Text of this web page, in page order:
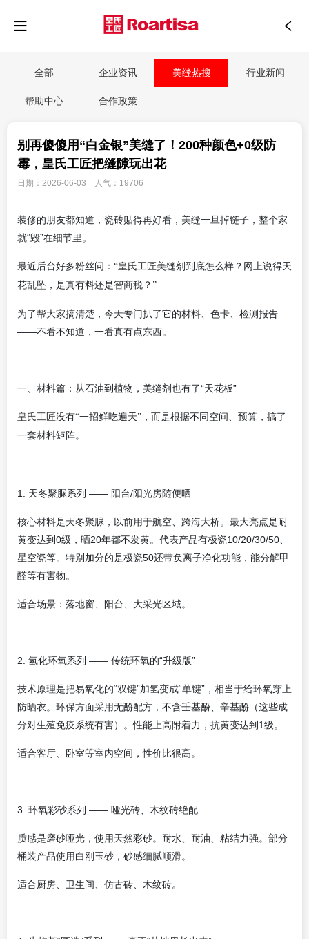
全部 企业资讯 美缝热搜 行业新闻
帮助中心 合作政策
别再傻傻用“白金银”美缝了！200种颜色+0级防
霉，皇氏工匠把缝隙玩出花
日期：2026-06-03 人气：19706
装修的朋友都知道，瓷砖贴得再好看，美缝一旦掉链子，整个家
就“毁”在细节里。
最近后台好多粉丝问：“皇氏工匠美缝剂到底怎么样？网上说得天
花乱坠，是真有料还是智商税？”
为了帮大家搞清楚， 今天专门扒了它的材料、色卡、检测报告
——不看不知道，一看真有点东西。
一、材料篇：从石油到植物，美缝剂也有了“天花板”
皇氏工匠没有“一招鲜吃遍天”，而是根据不同空间、预算，搞了
一套材料矩阵。
1. 天冬聚脲系列 —— 阳台/阳光房随便晒
核心材料是天冬聚脲，以前用于航空、跨海大桥。最大亮点是耐
黄变达到0级，晒20年都不发黄。代表产品有极瓷10/20/30/50、
星空瓷等。特别加分的是极瓷50还带负离子净化功能，能分解甲
醛等有害物。
适合场景：落地窗、阳台、大采光区域。
2. 氢化环氧系列 —— 传统环氧的“升级版”
技术原理是把易氧化的“双键”加氢变成“单键”，相当于给环氧穿上
防晒衣。环保方面采用无酚配方，不含壬基酚、辛基酚（这些成
分对生殖免疫系统有害）。性能上高附着力，抗黄变达到1级。
适合客厅、卧室等室内空间，性价比很高。
3. 环氧彩砂系列 —— 哑光砖、木纹砖绝配
质感是磨砂哑光，使用天然彩砂。耐水、耐油、粘结力强。部分
桶装产品使用白刚玉砂，砂感细腻顺滑。
适合厨房、卫生间、仿古砖、木纹砖。